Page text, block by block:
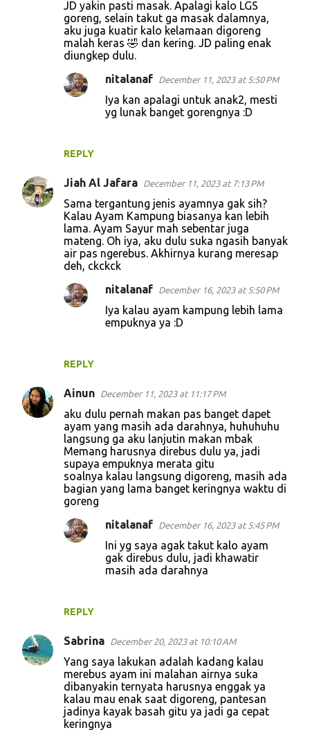
JD yakin pasti masak. Apalagi kalo LGS
goreng, selain takut ga masak dalamnya,
aku juga kuatir kalo kelamaan digoreng
malah keras 🤣 dan kering. JD paling enak
diungkep dulu.
REPLY
nitalanaf December 11, 2023 at 5:50 PM
Iya kan apalagi untuk anak2, mesti
yg lunak banget gorengnya :D
Jiah Al Jafara December 11, 2023 at 7:13 PM
Sama tergantung jenis ayamnya gak sih?
Kalau Ayam Kampung biasanya kan lebih
lama. Ayam Sayur mah sebentar juga
mateng. Oh iya, aku dulu suka ngasih banyak
air pas ngerebus. Akhirnya kurang meresap
deh, ckckck
REPLY
nitalanaf December 16, 2023 at 5:50 PM
Iya kalau ayam kampung lebih lama
empuknya ya :D
Ainun December 11, 2023 at 11:17 PM
aku dulu pernah makan pas banget dapet
ayam yang masih ada darahnya, huhuhuhu
langsung ga aku lanjutin makan mbak
Memang harusnya direbus dulu ya, jadi
supaya empuknya merata gitu
soalnya kalau langsung digoreng, masih ada
bagian yang lama banget keringnya waktu di
goreng
REPLY
nitalanaf December 16, 2023 at 5:45 PM
Ini yg saya agak takut kalo ayam
gak direbus dulu, jadi khawatir
masih ada darahnya
Sabrina December 20, 2023 at 10:10 AM
Yang saya lakukan adalah kadang kalau
merebus ayam ini malahan airnya suka
dibanyakin ternyata harusnya enggak ya
kalau mau enak saat digoreng, pantesan
jadinya kayak basah gitu ya jadi ga cepat
keringnya